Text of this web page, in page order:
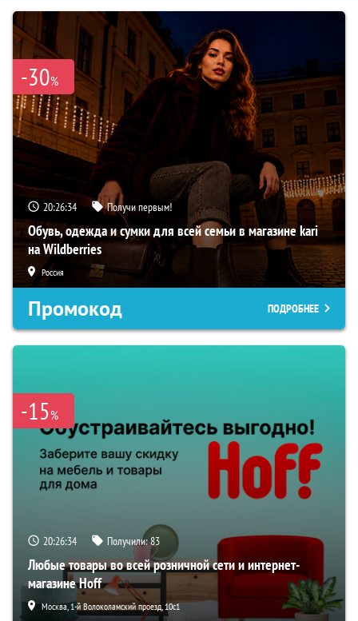
-30%
20:26:33 Получи первым!
Обувь, одежда и сумки для всей семьи в магазине kari
на Wildberries
Россия
Промокод ПОДРОБНЕЕ
-15%
20:26:33 Получили:83
Любые товары во всей розничной сети и интернет-
магазине Hoff
Москва, 1-й Волоколамский проезд, 10с1